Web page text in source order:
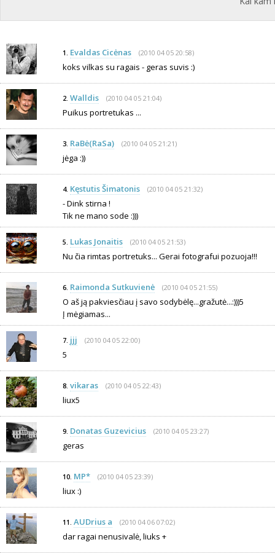
1. Evaldas Cicėnas (2010 04 05 20:58)
koks vilkas su ragais - geras suvis :)
2. Walldis (2010 04 05 21:04)
Puikus portretukas ...
3. RaBė(RaSa) (2010 04 05 21:21)
jėga :))
4. Kęstutis Šimatonis (2010 04 05 21:32)
- Dink stirna !
Tik ne mano sode :)))
5. Lukas Jonaitis (2010 04 05 21:53)
Nu čia rimtas portretuks... Gerai fotografui pozuoja!!!
6. Raimonda Sutkuvienė (2010 04 05 21:55)
O aš ją pakviesčiau į savo sodybėlę...gražutė...:)))5
Į mėgiamas...
7. jjj (2010 04 05 22:00)
5
8. vikaras (2010 04 05 22:43)
liux5
9. Donatas Guzevicius (2010 04 05 23:27)
geras
10. MP* (2010 04 05 23:39)
liux :)
11. AUDrius a (2010 04 06 07:02)
dar ragai nenusivalė, liuks +